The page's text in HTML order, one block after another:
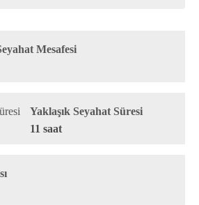
Mesafesi
Yaklaşık Seyahat Süresi
11 saat